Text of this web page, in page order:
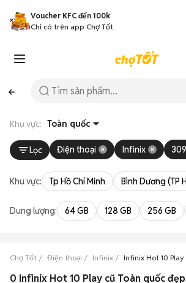
Voucher KFC đến 100k
Chỉ có trên app Chợ Tốt
Khu vực: Toàn quốc
Lọc Điện thoại Infinix
Khu vực: Tp Hồ Chí Minh Bình Dương (TP
Dung lượng: 64 GB 128 GB 256 GB
Chợ Tốt Điện thoại Infinix Infinix Hot 10 Play
0 Infinix Hot 10 Play cũ Toàn quốc đẹp